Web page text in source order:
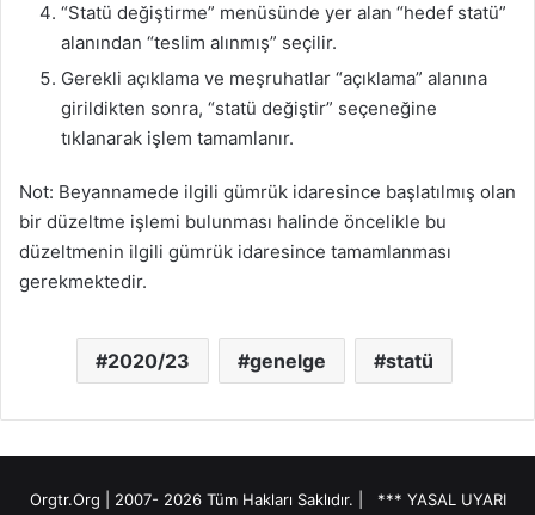
“Statü değiştirme” menüsünde yer alan “hedef statü”
alanından “teslim alınmış” seçilir.
Gerekli açıklama ve meşruhatlar “açıklama” alanına
girildikten sonra, “statü değiştir” seçeneğine
tıklanarak işlem tamamlanır.
Not: Beyannamede ilgili gümrük idaresince başlatılmış olan
bir düzeltme işlemi bulunması halinde öncelikle bu
düzeltmenin ilgili gümrük idaresince tamamlanması
gerekmektedir.
2020/23 genelge statü
Orgtr.Org | 2007- 2026 Tüm Hakları Saklıdır. | *** YASAL UYARI